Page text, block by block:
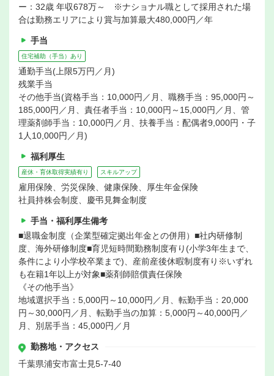
ー：32歳 年収678万～ ※ナショナル職として採用された場
合は勤務エリアにより賞与加算最大480,000円／年
手当
住宅補助（手当）あり
通勤手当(上限5万円／月)
残業手当
その他手当(資格手当：10,000円／月、職務手当：95,000円～
185,000円／月、責任者手当：10,000円～15,000円／月、管
理薬剤師手当：10,000円／月、扶養手当：配偶者9,000円・子
1人10,000円／月)
福利厚生
産休・育休取得実績有り スキルアップ
雇用保険、労災保険、健康保険、厚生年金保険
社員持株会制度、慶弔見舞金制度
手当・福利厚生備考
■退職金制度（企業型確定拠出年金との併用）■社内研修制
度、海外研修制度■育児短時間勤務制度有り(小学3年生まで、
条件により小学校卒業まで)、産前産後休暇制度有り※いずれ
も在籍1年以上が対象■薬剤師賠償責任保険
《その他手当》
地域選択手当：5,000円～10,000円／月、転勤手当：20,000
円～30,000円／月、転勤手当の加算：5,000円～40,000円／
月、別居手当：45,000円／月
勤務地・アクセス
千葉県浦安市富士見5-7-40